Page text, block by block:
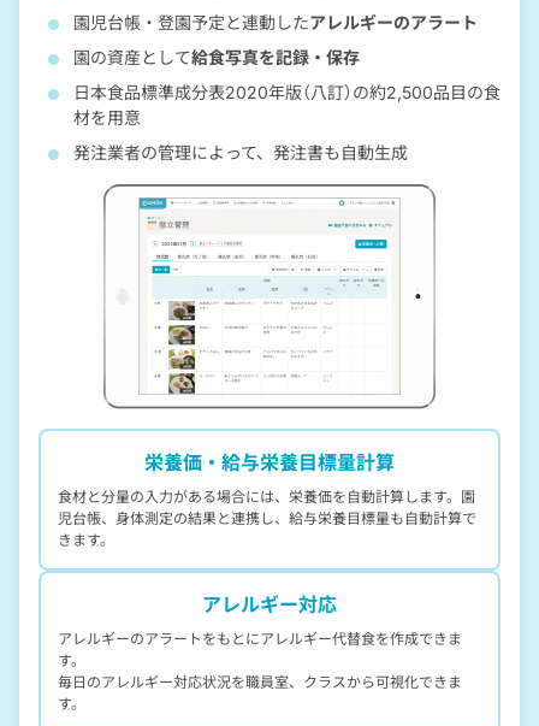
園児台帳・登園予定と連動したアレルギーのアラート
園の資産として給食写真を記録・保存
日本食品標準成分表2020年版（八訂）の約2,500品目の食
材を用意
発注業者の管理によって、発注書も自動生成
栄養価・ 給与栄養目標量計算
食材と分量の入力がある場合には、栄養価を自動計算します。園
児台帳、身体測定の結果と連携し、給与栄養目標量も自動計算で
きます。
アレルギー対応
アレルギーのアラートをもとにアレルギー代替食を作成できま
す。
毎日のアレルギー対応状況を職員室、クラスから可視化できま
す。